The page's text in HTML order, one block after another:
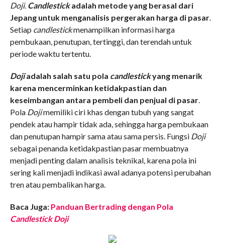
Doji. Candlestickadalah metode yang berasal dari
Jepang untuk menganalisis pergerakan harga di pasar.
Setiap candlestickmenampilkan informasi harga
pembukaan, penutupan, tertinggi, dan terendah untuk
periode waktu tertentu.
Dojiadalah salah satu pola candlestickyang menarik
karena mencerminkan ketidakpastian dan
keseimbangan antara pembeli dan penjual di pasar.
Pola Dojimemiliki ciri khas dengan tubuh yang sangat
pendek atau hampir tidak ada, sehingga harga pembukaan
dan penutupan hampir sama atau sama persis. Fungsi Doji
sebagai penanda ketidakpastian pasar membuatnya
menjadi penting dalam analisis teknikal, karena pola ini
sering kali menjadi indikasi awal adanya potensi perubahan
tren atau pembalikan harga.
Baca Juga: Panduan Bertrading dengan Pola
Candlestick Doji